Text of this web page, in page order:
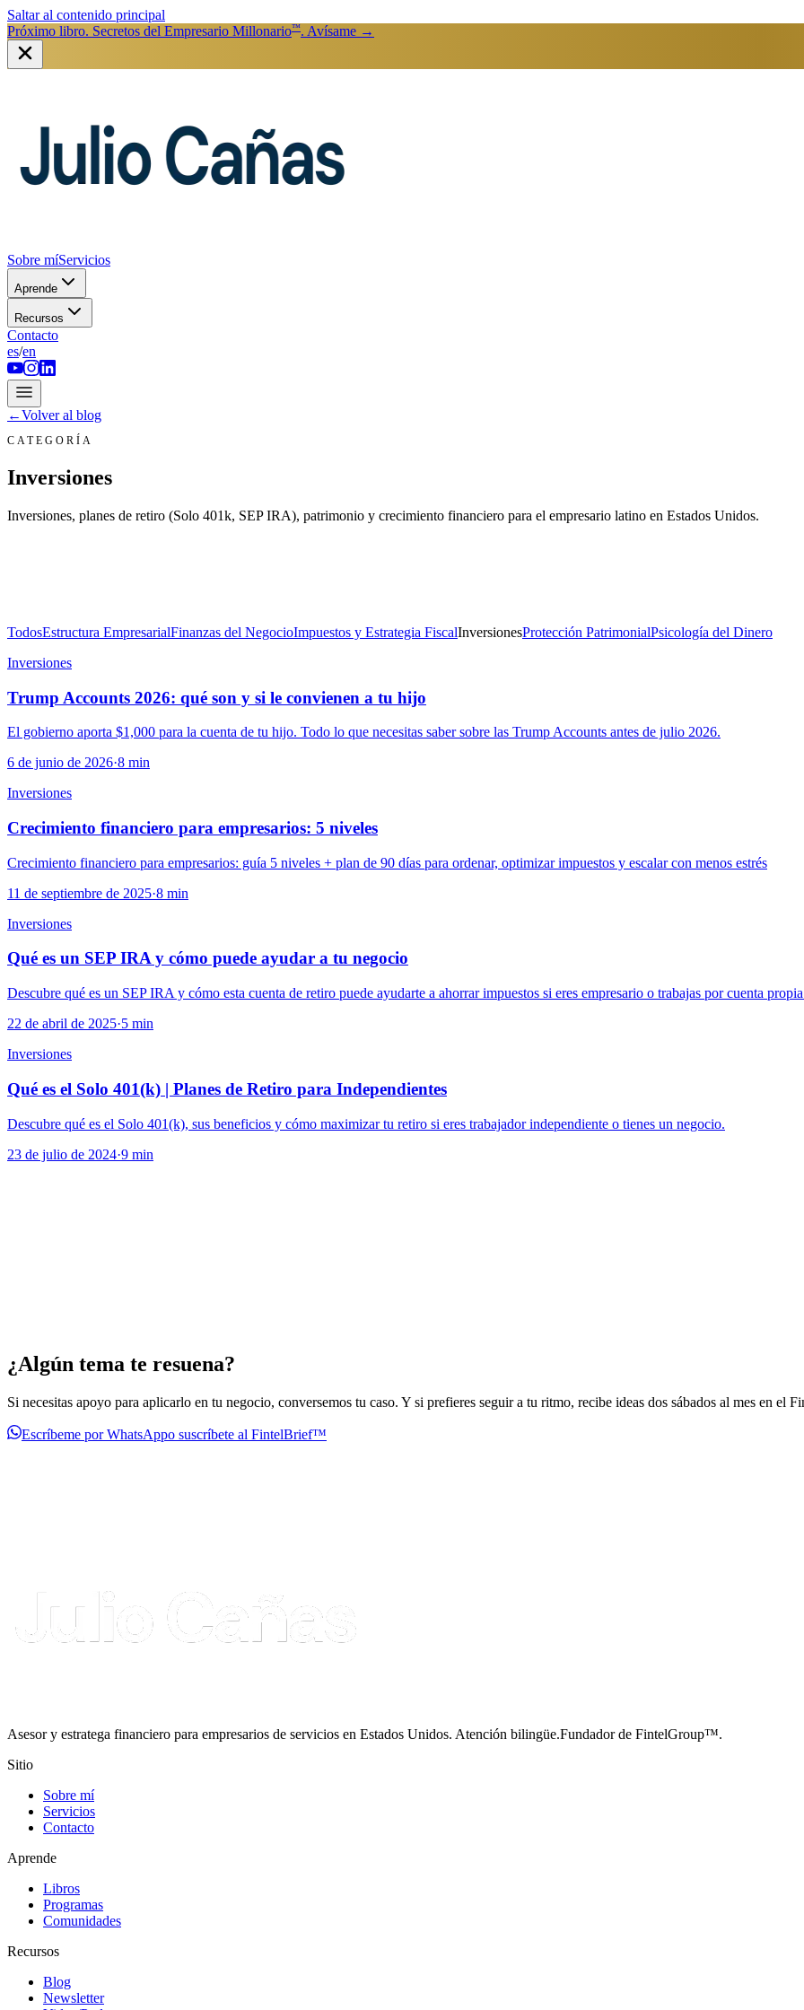
Saltar al contenido principal
Próximo libro. Secretos del Empresario Millonario™. Avísame →
Sobre míServicios
Aprende
Recursos
Contacto
es/en
←Volver al blog
CATEGORÍA
Inversiones
Inversiones, planes de retiro (Solo 401k, SEP IRA), patrimonio y crecimiento financiero para el empresario latino en Estados Unidos.
TodosEstructura EmpresarialFinanzas del NegocioImpuestos y Estrategia FiscalInversionesProtección PatrimonialPsicología del Dinero
Inversiones
Trump Accounts 2026: qué son y si le convienen a tu hijo
El gobierno aporta $1,000 para la cuenta de tu hijo. Todo lo que necesitas saber sobre las Trump Accounts antes de julio 2026.
6 de junio de 2026·8 min
Inversiones
Crecimiento financiero para empresarios: 5 niveles
Crecimiento financiero para empresarios: guía 5 niveles + plan de 90 días para ordenar, optimizar impuestos y escalar con menos estrés
11 de septiembre de 2025·8 min
Inversiones
Qué es un SEP IRA y cómo puede ayudar a tu negocio
Descubre qué es un SEP IRA y cómo esta cuenta de retiro puede ayudarte a ahorrar impuestos si eres empresario o trabajas por cuenta
22 de abril de 2025·5 min
Inversiones
Qué es el Solo 401(k) | Planes de Retiro para Independientes
Descubre qué es el Solo 401(k), sus beneficios y cómo maximizar tu retiro si eres trabajador independiente o tienes un negocio.
23 de julio de 2024·9 min
¿Algún tema te resuena?
Si necesitas apoyo para aplicarlo en tu negocio, conversemos tu caso. Y si prefieres seguir a tu ritmo, recibe ideas dos sábados al mes en el
Escríbeme por WhatsAppo suscríbete al FintelBrief™
Asesor y estratega financiero para empresarios de servicios en Estados Unidos. Atención bilingüe.Fundador de FintelGroup™.
Sitio
Sobre mí
Servicios
Contacto
Aprende
Libros
Programas
Comunidades
Recursos
Blog
Newsletter